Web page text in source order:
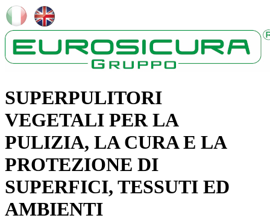
SUPERPULITORI
VEGETALI PER LA
PULIZIA, LA CURA E LA
PROTEZIONE DI
SUPERFICI, TESSUTI ED
AMBIENTI